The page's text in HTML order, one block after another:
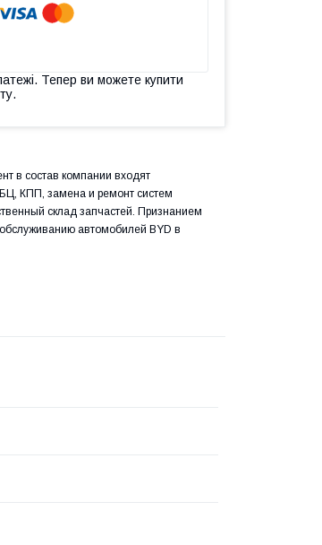
Тепер ви можете купити
в состав компании входят
КПП, замена и ремонт систем
склад запчастей. Признанием
автомобилей BYD в